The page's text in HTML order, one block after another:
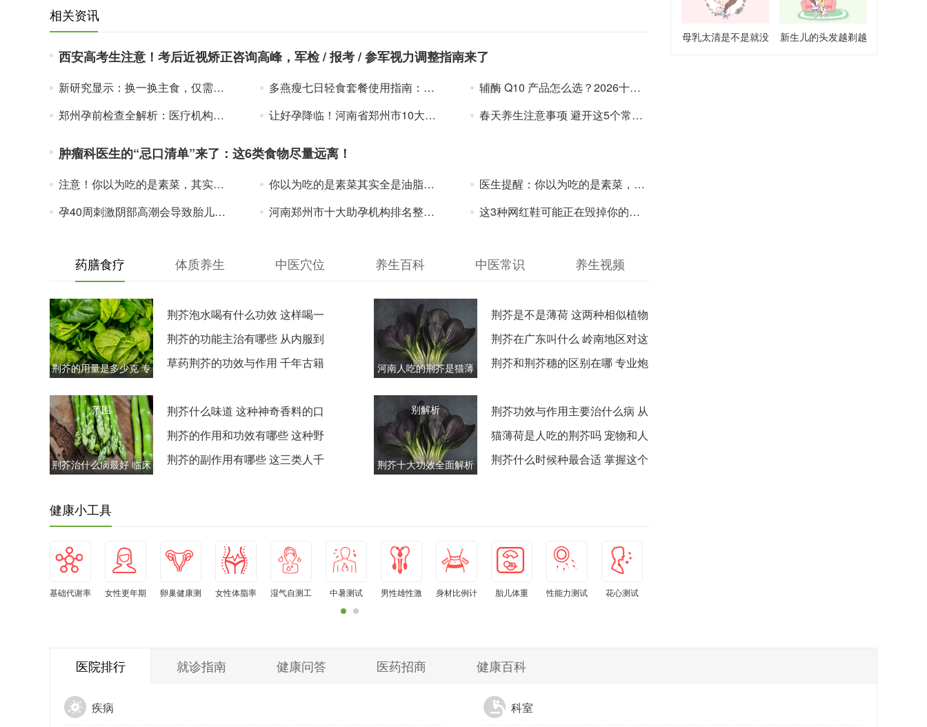
相关资讯
西安高考生注意！考后近视矫正咨询高峰，军检 / 报考 / 参军视力调整指南来了
新研究显示：换一换主食，仅需6周，全身炎症水平都降低了！ 多燕瘦七日轻食套餐使用指南：7天三阶搭配+55种食材合理组合，这样执行更高效
辅酶 Q10 产品怎么选？2026十款产品信息参考与挑选注意要点
郑州孕前检查全解析：医疗机构就诊注意事项
让好孕降临！河南省郑州市10大助孕机构新版排名公布，官方已备案！ 春天养生注意事项 避开这5个常见误区
肿瘤科医生的“忌口清单”来了：这6类食物尽量远离！
注意！你以为吃的是素菜，其实全是油脂和隐形热量 你以为吃的是素菜其实全是油脂，减重人群注意避开这些“雷区”
医生提醒：你以为吃的是素菜，其实全是油脂！
孕40周刺激阴部高潮会导致胎儿缺氧吗？产科医生详解风险与注意事项
河南郑州市十大助孕机构排名整理，含具体联系方式 这3种网红鞋可能正在毁掉你的脚，穿的时候要注意一些！
药膳食疗 体质养生 中医穴位 养生百科 中医常识 养生视频
荆芥的用量是多少克 专
范围
荆芥泡水喝有什么功效 这样喝一
周改善五种身体问题
荆芥的功能主治有哪些 从内服到
外用的全面指南
草药荆芥的功效与作用 千年古籍
河南人吃的荆芥是猫薄
别解析
荆芥是不是薄荷 这两种相似植物
的六大区分特征
荆芥在广东叫什么 岭南地区对这
种香料的特别称谓
荆芥和荆芥穗的区别在哪 专业炮
荆芥治什么病最好 临床
效
荆芥什么味道 这种神奇香料的口
感竟有五个层次
荆芥的作用和功效有哪些 这种野
菜竟含九种活性成分
荆芥的副作用有哪些 这三类人千
荆芥十大功效全面解析
荆芥功效与作用主要治什么病 从
古籍到现代的全面验证
猫薄荷是人吃的荆芥吗 宠物和人
类食用品种大不同
荆芥什么时候种最合适 掌握这个
健康小工具
基础代谢率
女性更年期
卵巢健康测
女性体脂率
湿气自测工
中暑测试
男性雄性激
身材比例计
胎儿体重 性能力测试 花心测试
母乳太清是不是就没
新生儿的头发越剃越
医院排行 就诊指南 健康问答 医药招商 健康百科
疾病 科室